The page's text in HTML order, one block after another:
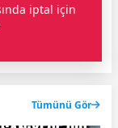
iptal için
Tümünü Gör